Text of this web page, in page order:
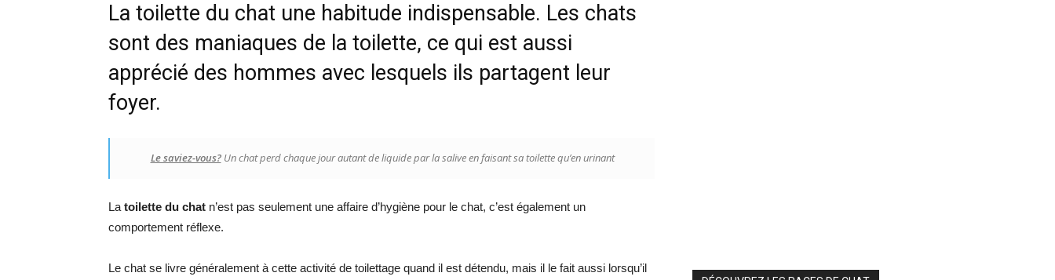
La toilette du chat une habitude indispensable. Les chats
sont des maniaques de la toilette, ce qui est aussi
apprécié des hommes avec lesquels ils partagent leur
foyer.
Le saviez-vous?Un chat perd chaque jour autant de liquide par la salive en faisant sa toilette qu’en urinant
La toilette du chat n’est pas seulement une affaire d’hygiène pour le chat, c’est également un
comportement réflexe.
Le chat se livre généralement à cette activité de toilettage quand il est détendu, mais il le fait aussi lorsqu’il